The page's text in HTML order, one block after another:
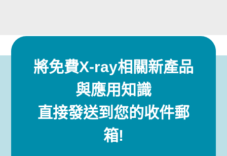
將免費X-ray相關新產品
與應用知識
直接發送到您的收件郵
箱!